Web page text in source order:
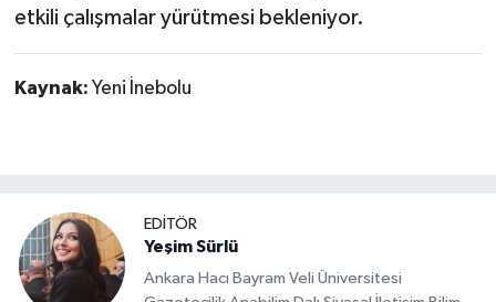
etkili çalışmalar yürütmesi bekleniyor.
Kaynak: Yeni İnebolu
EDİTÖR
Yeşim Sürlü
Ankara Hacı Bayram Veli Üniversitesi